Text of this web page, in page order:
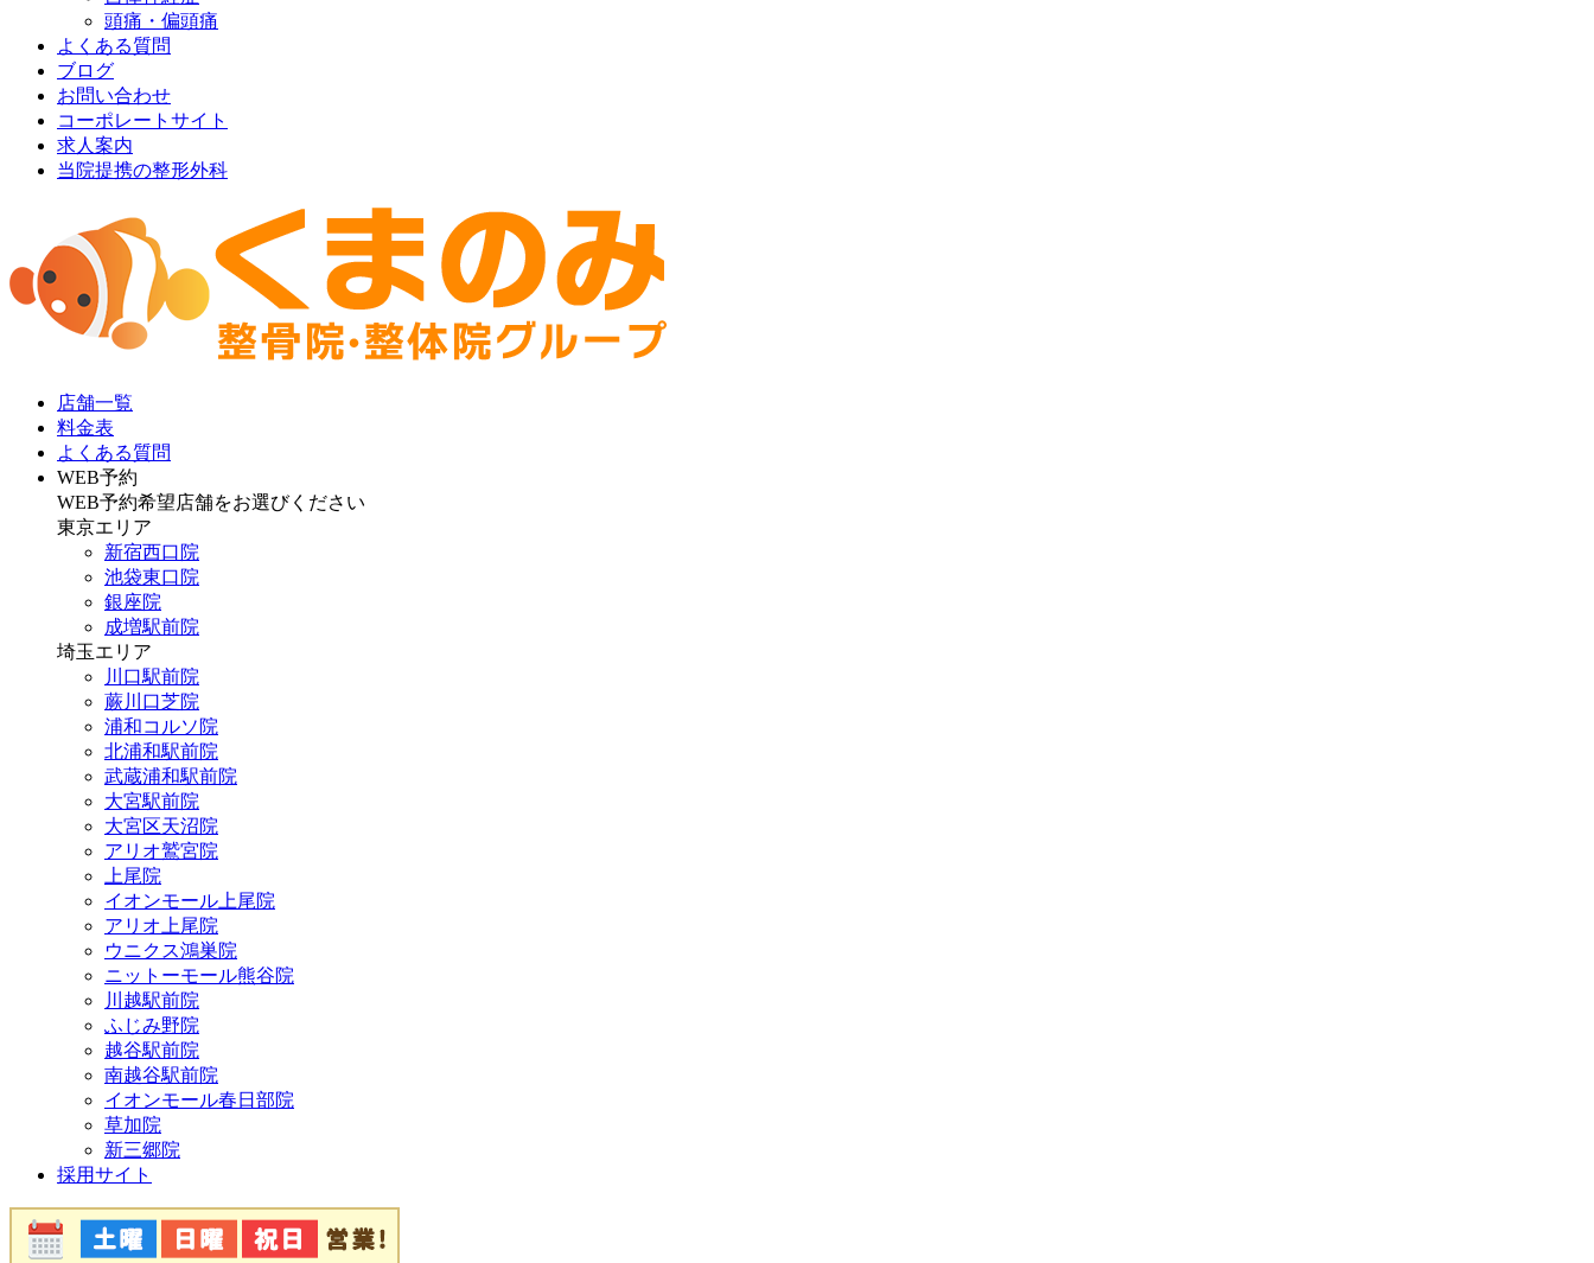
頭痛・偏頭痛
よくある質問
ブログ
お問い合わせ
コーポレートサイト
求人案内
当院提携の整形外科
店舗一覧
料金表
よくある質問
WEB予約
WEB予約希望店舗をお選びください
東京エリア
新宿西口院
池袋東口院
銀座院
成増駅前院
埼玉エリア
川口駅前院
蕨川口芝院
浦和コルソ院
北浦和駅前院
武蔵浦和駅前院
大宮駅前院
大宮区天沼院
アリオ鷲宮院
上尾院
イオンモール上尾院
アリオ上尾院
ウニクス鴻巣院
ニットーモール熊谷院
川越駅前院
ふじみ野院
越谷駅前院
南越谷駅前院
イオンモール春日部院
草加院
新三郷院
採用サイト